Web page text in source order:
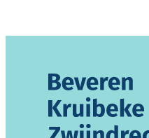
Gemeente